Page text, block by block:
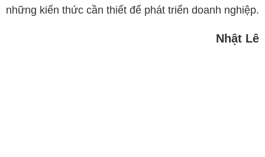
những kiến thức cần thiết để phát triển doanh nghiệp.
Nhật Lê